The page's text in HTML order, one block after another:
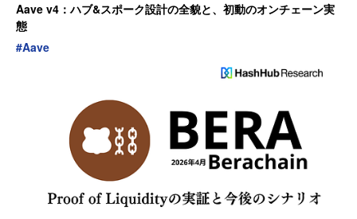
Aave v4：ハブ&スポーク設計の全貌と、初動のオンチェーン実
態
#Aave